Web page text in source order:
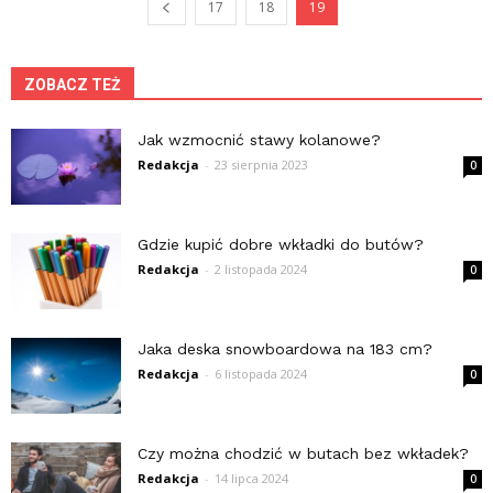
17 18 19
ZOBACZ TEŻ
Jak wzmocnić stawy kolanowe?
Redakcja - 23 sierpnia 2023 0
Gdzie kupić dobre wkładki do butów?
Redakcja - 2 listopada 2024 0
Jaka deska snowboardowa na 183 cm?
Redakcja - 6 listopada 2024 0
Czy można chodzić w butach bez wkładek?
Redakcja - 14 lipca 2024 0